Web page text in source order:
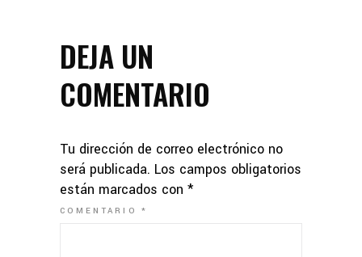
DEJA UN
COMENTARIO
Tu dirección de correo electrónico no
será publicada. Los campos obligatorios
están marcados con *
COMENTARIO*